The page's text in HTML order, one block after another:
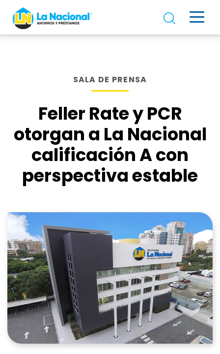
SALA DE PRENSA
Feller Rate y PCR
otorgan a La Nacional
calificación A con
perspectiva estable